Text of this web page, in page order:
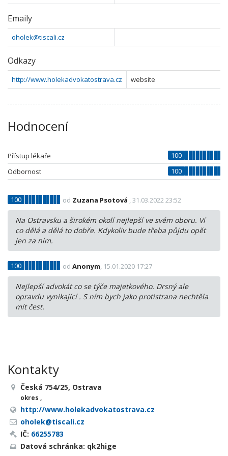
Emaily
oholek@tiscali.cz
Odkazy
http://www.holekadvokatostrava.cz website
Hodnocení
Přístup lékaře
100
Odbornost
100
100 od Zuzana Psotová , 31.03.2022 23:52
Na Ostravsku a širokém okolí nejlepší ve svém oboru. Ví
co dělá a dělá to dobře. Kdykoliv bude třeba půjdu opět
jen za ním.
100 od Anonym, 15.01.2020 17:27
Nejlepší advokát co se týče majetkového. Drsný ale
opravdu vynikající . S ním bych jako protistrana nechtěla
mít čest.
Kontakty
Česká 754/25, Ostrava
okres ,
http://www.holekadvokatostrava.cz
oholek@tiscali.cz
IČ: 66255783
Datová schránka: qk2hige